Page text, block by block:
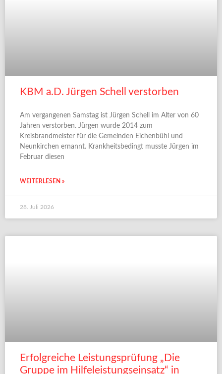
KBM a.D. Jürgen Schell verstorben
Am vergangenen Samstag ist Jürgen Schell im Alter von 60
Jahren verstorben. Jürgen wurde 2014 zum
Kreisbrandmeister für die Gemeinden Eichenbühl und
Neunkirchen ernannt. Krankheitsbedingt musste Jürgen im
Februar diesen
WEITERLESEN »
28. Juli 2026
Erfolgreiche Leistungsprüfung „Die
Gruppe im Hilfeleistungseinsatz“ in